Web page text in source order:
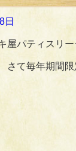
日
屋パティスリ
さて毎年期間